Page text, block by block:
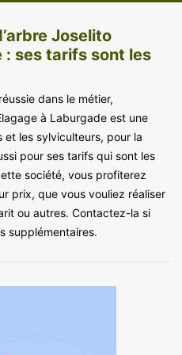
Joselito
: ses tarifs sont les
dans le métier,
à Laburgade est une
les sylviculteurs, pour la
pour ses tarifs qui sont les
société, vous profiterez
prix, que vous vouliez réaliser
ou autres. Contactez-la si
supplémentaires.